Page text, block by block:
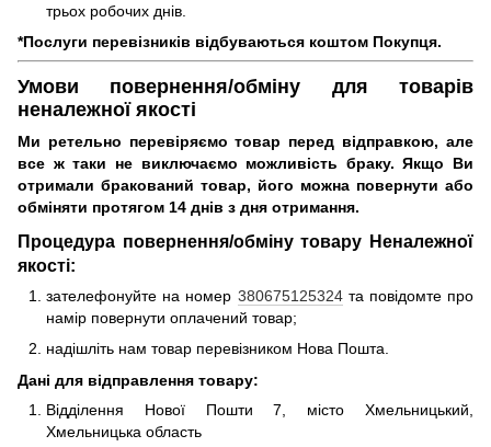
трьох робочих днів.
*Послуги перевізників відбуваються коштом Покупця.
Умови повернення/обміну для товарів
неналежної якості
Ми ретельно перевіряємо товар перед відправкою, але
все ж таки не виключаємо можливість браку. Якщо Ви
отримали бракований товар, його можна повернути або
обміняти протягом 14 днів з дня отримання.
Процедура повернення/обміну товару Неналежної
якості:
зателефонуйте на номер 380675125324та повідомте про
намір повернути оплачений товар;
надішліть нам товар перевізником Нова Пошта.
Дані для відправлення товару:
Відділення Нової Пошти 7, місто Хмельницький,
Хмельницька область